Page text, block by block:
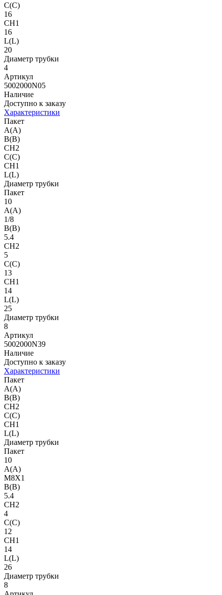
C(C)
16
CH1
16
L(L)
20
Диаметр трубки
4
Артикул
5002000N05
Наличие
Доступно к заказу
Характеристики
Пакет
A(A)
B(B)
CH2
C(C)
CH1
L(L)
Диаметр трубки
Пакет
10
A(A)
1/8
B(B)
5.4
CH2
5
C(C)
13
CH1
14
L(L)
25
Диаметр трубки
8
Артикул
5002000N39
Наличие
Доступно к заказу
Характеристики
Пакет
A(A)
B(B)
CH2
C(C)
CH1
L(L)
Диаметр трубки
Пакет
10
A(A)
M8X1
B(B)
5.4
CH2
4
C(C)
12
CH1
14
L(L)
26
Диаметр трубки
8